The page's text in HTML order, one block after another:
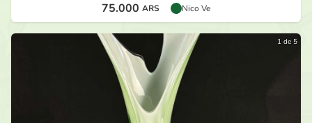
75.000 ARS Nico Ve
1 de 5